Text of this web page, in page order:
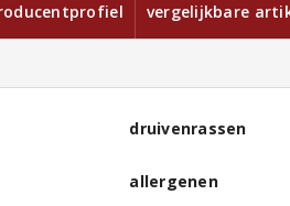
vergelijkbare
druivenrassen
allergenen